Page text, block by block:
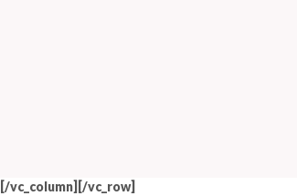
[/vc_column][/vc_row]